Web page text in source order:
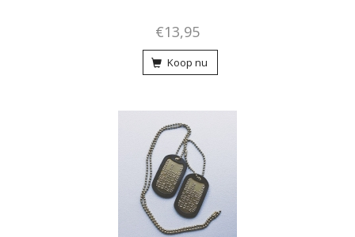
€13,95
Koop nu